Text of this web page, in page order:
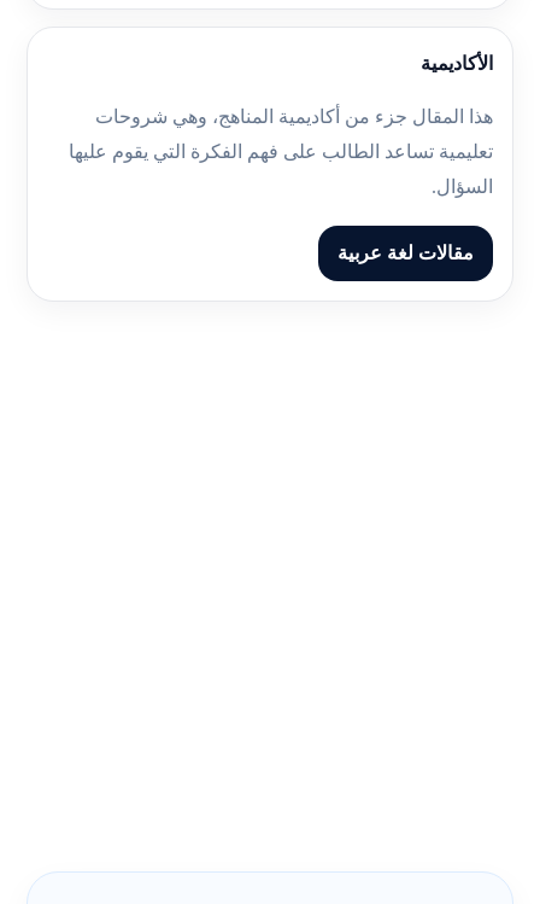
الأكاديمية
هذا المقال جزء من أكاديمية المناهج، وهي شروحات
تعليمية تساعد الطالب على فهم الفكرة التي يقوم عليها
السؤال.
مقالات لغة عربية